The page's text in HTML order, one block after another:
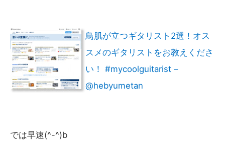
鳥肌が立つギタリスト2選！オス
スメのギタリストをお教えくださ
い！ #mycoolguitarist –
@hebyumetan
では早速(^-^)b